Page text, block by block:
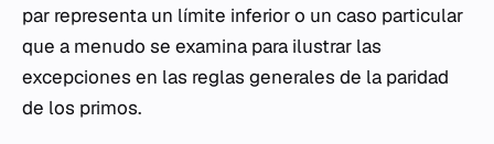
par representa un límite inferior o un caso particular
que a menudo se examina para ilustrar las
excepciones en las reglas generales de la paridad
de los primos.